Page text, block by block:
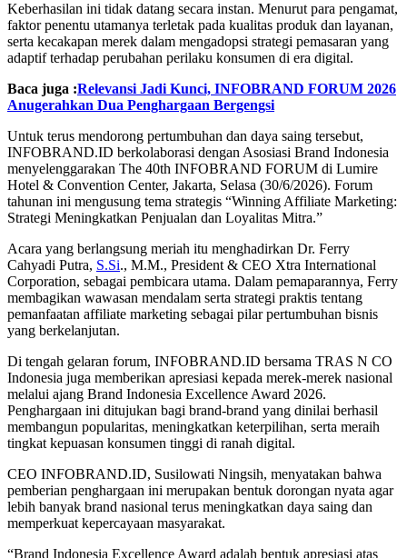
Keberhasilan ini tidak datang secara instan. Menurut para pengamat,
faktor penentu utamanya terletak pada kualitas produk dan layanan,
serta kecakapan merek dalam mengadopsi strategi pemasaran yang
adaptif terhadap perubahan perilaku konsumen di era digital.
Baca juga :Relevansi Jadi Kunci, INFOBRAND FORUM 2026
Anugerahkan Dua Penghargaan Bergengsi
Untuk terus mendorong pertumbuhan dan daya saing tersebut,
INFOBRAND.ID berkolaborasi dengan Asosiasi Brand Indonesia
menyelenggarakan The 40th INFOBRAND FORUM di Lumire
Hotel & Convention Center, Jakarta, Selasa (30/6/2026). Forum
tahunan ini mengusung tema strategis “Winning Affiliate Marketing:
Strategi Meningkatkan Penjualan dan Loyalitas Mitra.”
Acara yang berlangsung meriah itu menghadirkan Dr. Ferry
Cahyadi Putra, S.Si., M.M., President & CEO Xtra International
Corporation, sebagai pembicara utama. Dalam pemaparannya, Ferry
membagikan wawasan mendalam serta strategi praktis tentang
pemanfaatan affiliate marketing sebagai pilar pertumbuhan bisnis
yang berkelanjutan.
Di tengah gelaran forum, INFOBRAND.ID bersama TRAS N CO
Indonesia juga memberikan apresiasi kepada merek-merek nasional
melalui ajang Brand Indonesia Excellence Award 2026.
Penghargaan ini ditujukan bagi brand-brand yang dinilai berhasil
membangun popularitas, meningkatkan keterpilihan, serta meraih
tingkat kepuasan konsumen tinggi di ranah digital.
CEO INFOBRAND.ID, Susilowati Ningsih, menyatakan bahwa
pemberian penghargaan ini merupakan bentuk dorongan nyata agar
lebih banyak brand nasional terus meningkatkan daya saing dan
memperkuat kepercayaan masyarakat.
“Brand Indonesia Excellence Award adalah bentuk apresiasi atas